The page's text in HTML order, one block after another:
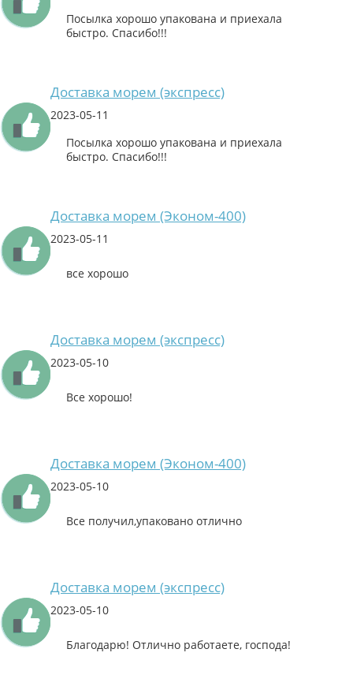
Посылка хорошо упакована и приехала
быстро. Спасибо!!!
Доставка морем (экспресс)
2023-05-11
Посылка хорошо упакована и приехала
быстро. Спасибо!!!
Доставка морем (Эконом-400)
2023-05-11
все хорошо
Доставка морем (экспресс)
2023-05-10
Все хорошо!
Доставка морем (Эконом-400)
2023-05-10
Все получил,упаковано отлично
Доставка морем (экспресс)
2023-05-10
Благодарю! Отлично работаете, господа!